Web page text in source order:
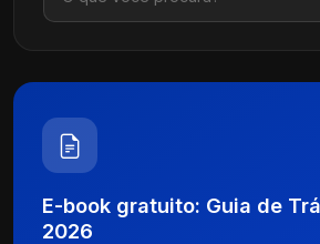
E-book gratuito: Guia de
2026